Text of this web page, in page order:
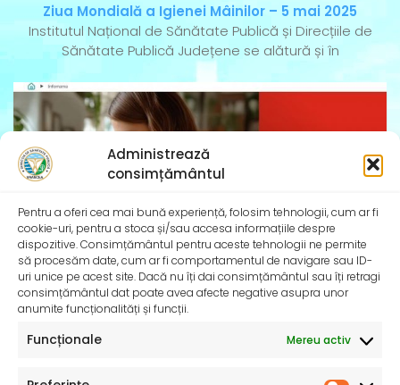
Administrează
consimțământul
Pentru a oferi cea mai bună experiență, folosim tehnologii, cum ar fi
cookie-uri, pentru a stoca și/sau accesa informațiile despre
dispozitive. Consimțământul pentru aceste tehnologii ne permite
să procesăm date, cum ar fi comportamentul de navigare sau ID-
uri unice pe acest site. Dacă nu îți dai consimțământul sau îți retragi
consimțământul dat poate avea afecte negative asupra unor
anumite funcționalități și funcții.
Funcționale Mereu activ
Ziua Mondială a Igienei Mâinilor – 5 mai 2025
Institutul Național de Sănătate Publică și Direcțiile de
Sănătate Publică Județene se alătură și în
InfoMama – Ghidul mamei pe parcursul sarcinii și în
primul an de viață al copilului